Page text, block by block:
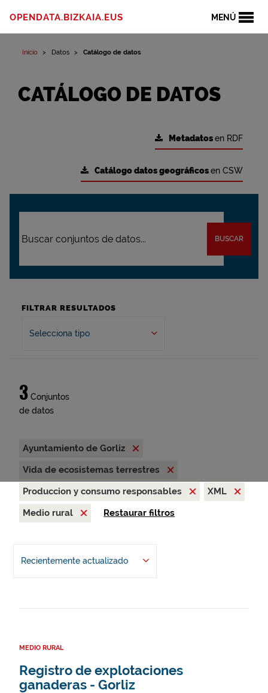
MENÚ
OPENDATA.BIZKAIA.EUS
Inicio Datos Catálogo de datos
CATÁLOGO DE DATOS
Metadatosen RDF
Catálogo datos geográficosen CSW
BUSCAR
FILTRAR RESULTADOS
Selecciona tipo
3 Conjuntos
de datos
Ayuntamiento de Gorliz
Vida de ecosistemas terrestres
Produccion y consumo responsables
XML
Medio rural
Restaurar filtros
Recientemente actualizado
MEDIO RURAL
Registro de explotaciones
ganaderas - Gorliz